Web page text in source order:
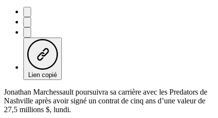
Lien copié
Jonathan Marchessault poursuivra sa carrière avec les Predators de
Nashville après avoir signé un contrat de cinq ans d’une valeur de
27,5 millions $, lundi.